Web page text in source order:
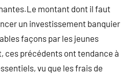
montant dont il faut
un investissement banquier
façons par les jeunes
ces précédents ont tendance à
vu que les frais de